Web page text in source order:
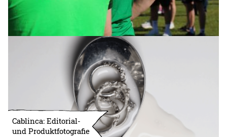
Cablinca: Editorial-
und Produktfotografie